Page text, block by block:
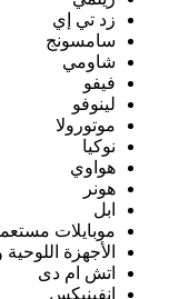
زد تي إي
سامسونج
شاومي
فيفو
لينوفو
موتورولا
نوكيا
هواوي
هونر
ابل
موبايلات
الأجهزة اللوحية
اتش ام دى
انفينيكس